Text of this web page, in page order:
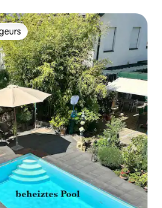
les plus appréciés